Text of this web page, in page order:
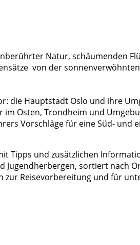
Natur, schäumenden
 von der
die Hauptstadt Oslo und ihre
Osten, Trondheim und
Vorschläge für eine Süd- und
Tipps und zusätzlichen
Jugendherbergen, sortiert nach
zur Reisevorbereitung und für